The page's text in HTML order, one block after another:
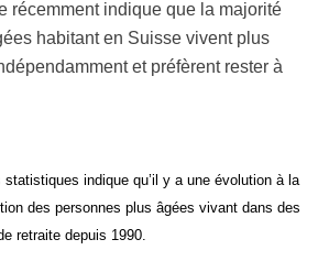
récemment indique que la majorité
habitant en Suisse vivent plus
et préfèrent rester à
statistiques indique qu’il y a une évolution à la
des personnes plus âgées vivant dans des
retraite depuis 1990.